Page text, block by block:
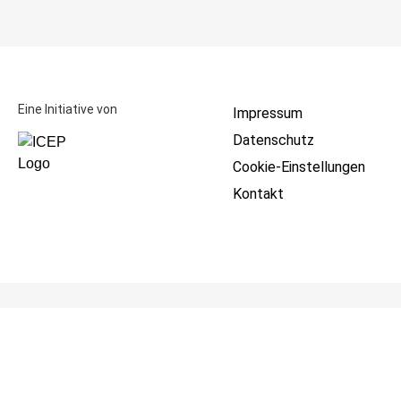
Eine Initiative von
Impressum
Datenschutz
Cookie-Einstellungen
Kontakt